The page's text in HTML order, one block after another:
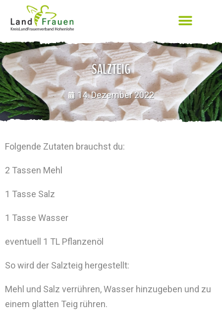
SALZTEIG
14. Dezember 2022
Folgende Zutaten brauchst du:
2 Tassen Mehl
1 Tasse Salz
1 Tasse Wasser
eventuell 1 TL Pflanzenöl
So wird der Salzteig hergestellt:
Mehl und Salz verrühren, Wasser hinzugeben und zu
einem glatten Teig rühren.